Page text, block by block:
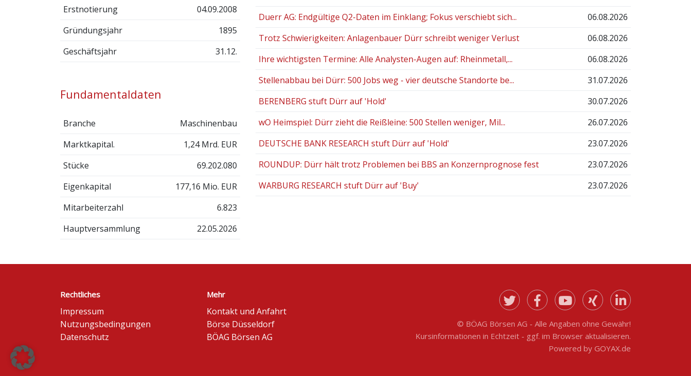
Erstnotierung
04.09.2008
Gründungsjahr
1895
Geschäftsjahr
31.12.
Fundamentaldaten
Branche
Maschinenbau
Marktkapital.
1,24 Mrd. EUR
Stücke
69.202.080
Eigenkapital
177,16 Mio. EUR
Mitarbeiterzahl
6.823
Hauptversammlung
22.05.2026
Duerr AG: Endgültige Q2-Daten im Einklang; Fokus verschiebt sich...
06.08.2026
Trotz Schwierigkeiten: Anlagenbauer Dürr schreibt weniger Verlust
06.08.2026
Ihre wichtigsten Termine: Alle Analysten-Augen auf: Rheinmetall,...
06.08.2026
Stellenabbau bei Dürr: 500 Jobs weg - vier deutsche Standorte be...
31.07.2026
BERENBERG stuft Dürr auf 'Hold'
30.07.2026
wO Heimspiel: Dürr zieht die Reißleine: 500 Stellen weniger, Mil...
26.07.2026
DEUTSCHE BANK RESEARCH stuft Dürr auf 'Hold'
23.07.2026
ROUNDUP: Dürr hält trotz Problemen bei BBS an Konzernprognose fest
23.07.2026
WARBURG RESEARCH stuft Dürr auf 'Buy'
23.07.2026
Rechtliches
Impressum
Nutzungsbedingungen
Datenschutz
Mehr
Kontakt und Anfahrt
Börse Düsseldorf
BÖAG Börsen AG
© BÖAG Börsen AG - Alle Angaben ohne Gewähr!
Kursinformationen in Echtzeit - ggf. im Browser aktualisieren.
Powered by GOYAX.de